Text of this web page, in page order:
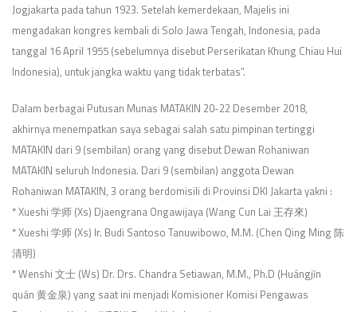
Jogjakarta pada tahun 1923. Setelah kemerdekaan, Majelis ini
mengadakan kongres kembali di Solo Jawa Tengah, Indonesia, pada
tanggal 16 April 1955 (sebelumnya disebut Perserikatan Khung Chiau Hui
Indonesia), untuk jangka waktu yang tidak terbatas”.
Dalam berbagai Putusan Munas MATAKIN 20-22 Desember 2018,
akhirnya menempatkan saya sebagai salah satu pimpinan tertinggi
MATAKIN dari 9 (sembilan) orang yang disebut Dewan Rohaniwan
MATAKIN seluruh Indonesia. Dari 9 (sembilan) anggota Dewan
Rohaniwan MATAKIN, 3 orang berdomisili di Provinsi DKI Jakarta yakni :
* Xueshi 学师 (Xs) Djaengrana Ongawijaya (Wang Cun Lai 王存來)
* Xueshi 学师 (Xs) Ir. Budi Santoso Tanuwibowo, M.M. (Chen Qing Ming 陈
清明)
* Wenshi 文士 (Ws) Dr. Drs. Chandra Setiawan, M.M., Ph.D (Huángjīn
quán 黄金泉) yang saat ini menjadi Komisioner Komisi Pengawas